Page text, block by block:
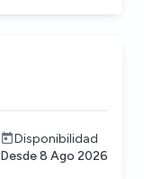
Disponibilidad
Desde8 Ago 2026